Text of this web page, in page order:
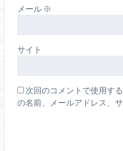
メール ※
サイト
次回のコメントで使用す
の名前、メールアドレス、サ